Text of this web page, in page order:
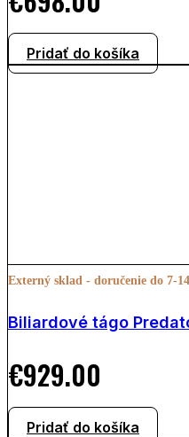
Pridať do košíka
Externý sklad - doručenie do 7-
Biliardové tágo
€929.00
Pridať do košíka